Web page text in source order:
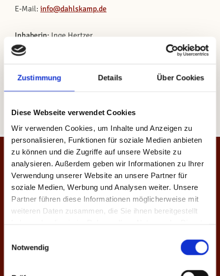
Zustimmung Details Über Cookies
Diese Webseite verwendet Cookies
Wir verwenden Cookies, um Inhalte und Anzeigen zu
personalisieren, Funktionen für soziale Medien anbieten
zu können und die Zugriffe auf unsere Website zu
analysieren. Außerdem geben wir Informationen zu Ihrer
Verwendung unserer Website an unsere Partner für
soziale Medien, Werbung und Analysen weiter. Unsere
Partner führen diese Informationen möglicherweise mit
weiteren Daten zusammen, die Sie ihnen bereitgestellt
Notwendig
E-Mail: info@dahlskamp.de
Inhaberin: Inge Hertzer
Heise Home­pages |
Home­page er­stel­len las­sen
Heise Re­gio­Con­cept |
Restaurant Dahlskamp
Verdener Strasse 18, 27232 Sulingen
Ortsteil Nordsulingen
Telefonnummer: